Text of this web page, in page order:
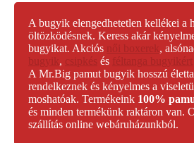
A bugyik elengedhetetlen kellékei a
öltözködésnek. Keress akár
bugyikat. Akciós női boxerek,
bugyik, csipkés és féltanga bugyikért
A Mr.Big pamut bugyik hosszú
rendelkeznek és kényelmes a
moshatóak. Termékeink 100%
és minden termékünk raktáron van.
szállítás online webáruházunkból.